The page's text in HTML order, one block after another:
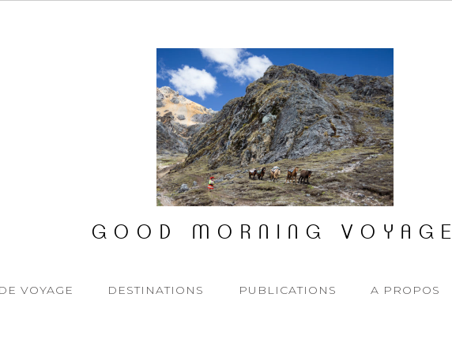
GOOD MORNING VOYAGE
VOYAGE DESTINATIONS PUBLICATIONS A PROPOS